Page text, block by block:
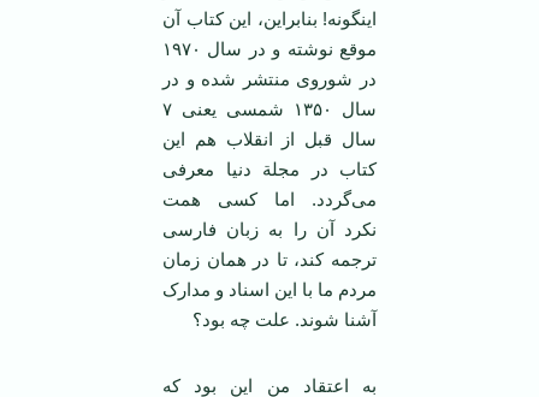
اینگونه! بنابراین، این کتاب آن
موقع نوشته و در سال ۱۹۷۰
در شوروی منتشر شده و در
سال ۱۳۵۰ شمسی یعنی ۷
سال قبل از انقلاب هم این
کتاب در مجلة دنیا معرفی
می‌گردد. اما کسی همت
نکرد آن را به زبان فارسی
ترجمه کند، تا در‌‌ همان زمان
مردم ما با این اسناد و مدارک
آشنا شوند. علت چه بود؟
به اعتقاد من این بود که